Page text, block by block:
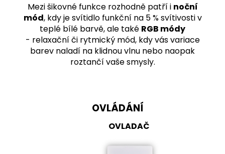
Mezi šikovné funkce rozhodně patří i noční
mód, kdy je svítidlo funkční na 5 % svítivosti v
teplé bílé barvě, ale také RGB módy
- relaxační či rytmický mód, kdy vás variace
barev naladí na klidnou vlnu nebo naopak
roztančí vaše smysly.
OVLÁDÁNÍ
OVLADAČ